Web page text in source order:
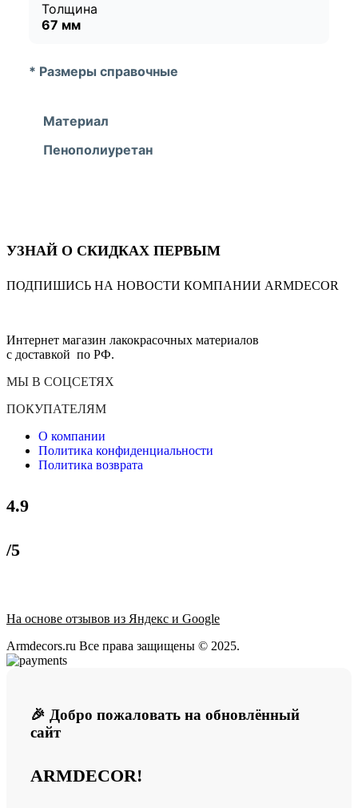
Толщина
67 мм
* Размеры справочные
Материал
Пенополиуретан
УЗНАЙ О СКИДКАХ ПЕРВЫМ
ПОДПИШИСЬ НА НОВОСТИ КОМПАНИИ ARMDECOR
Интернет магазин лакокрасочных материалов
с доставкой по РФ.
МЫ В СОЦСЕТЯХ
ПОКУПАТЕЛЯМ
О компании
Политика конфиденциальности
Политика возврата
4.9
/5
На основе отзывов из Яндекс и Google
Armdecors.ru Все права защищены © 2025. ​
🎉 Добро пожаловать на обновлённый
сайт
ARMDECOR!